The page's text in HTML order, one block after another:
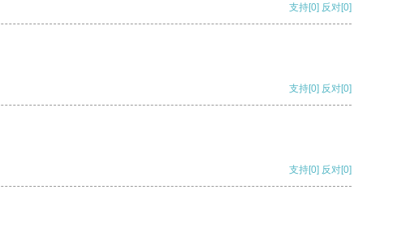
支持[0] 反对[0]
支持[0] 反对[0]
支持[0] 反对[0]